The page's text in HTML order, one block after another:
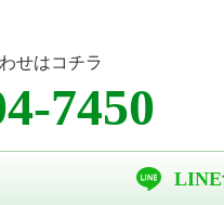
せはコチラ
7450
LINE